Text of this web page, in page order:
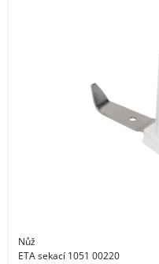
Nůž
ETA sekací 1051 00220